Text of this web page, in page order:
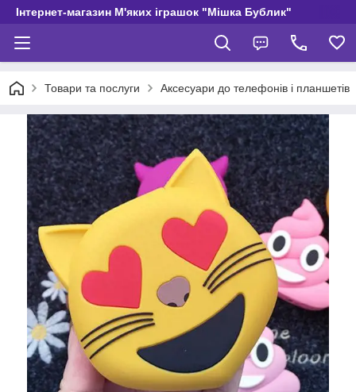
Інтернет-магазин М'яких іграшок "Мішка Бублик"
Товари та послуги Аксесуари до телефонів і планшетів